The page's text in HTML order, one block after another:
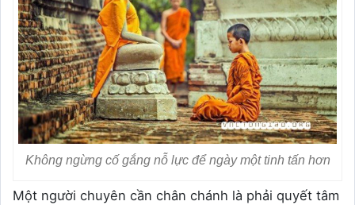
Không ngừng cố gắng nỗ lực để ngày một tinh tấn hơn
Một người chuyên cần chân chánh là phải quyết tâm